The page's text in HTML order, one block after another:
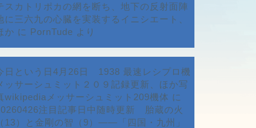
スカトリポカの網を断ち、地下の反射面陣
に三六九の心臓を実装するイニシエート、
か に PornTude より
日という日4月26日 1938 最速レシプロ機
ッサーシュミット２０９記録更新、ほか写
wikipediaメッサーシュミット209機体 に
注目記事日中随時更新 胎蔵の火
（13）と金剛の智（9）――「四国・九州」